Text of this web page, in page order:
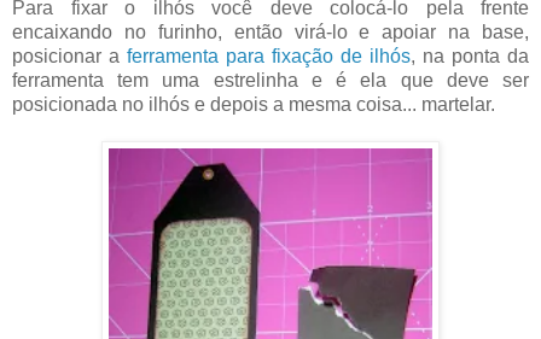
Para fixar o ilhós você deve colocá-lo pela frente
encaixando no furinho, então virá-lo e apoiar na base,
posicionar a ferramenta para fixação de ilhós, na ponta da
ferramenta tem uma estrelinha e é ela que deve ser
posicionada no ilhós e depois a mesma coisa... martelar.